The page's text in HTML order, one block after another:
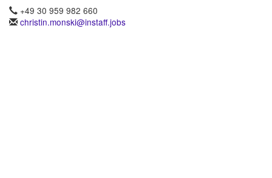
+49 30 959 982 660
christin.monski@instaff.jobs